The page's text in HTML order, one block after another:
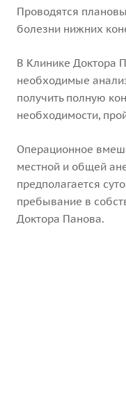
Проводятся
болезни нижних
В Клинике Доктора
необходимые
получить полную
необходимости,
Операционное
местной и общей
предполагается
пребывание в
Доктора Панова.